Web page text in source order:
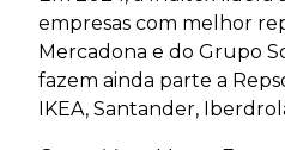
empresas com melhor
Mercadona e do Grupo
fazem ainda parte a
IKEA, Santander,